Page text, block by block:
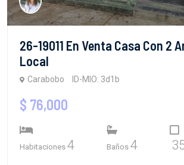
26-19011 En Venta Casa Con 2
Local
Carabobo ID-MIO: 3d1b
$ 76,000
Habitaciones 4 Baños 4